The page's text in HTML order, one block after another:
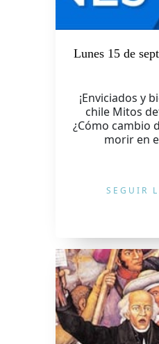
Lunes 15 de
¡Enviciados y
chile Mitos
¿Cómo cambio
morir en
SEGUIR